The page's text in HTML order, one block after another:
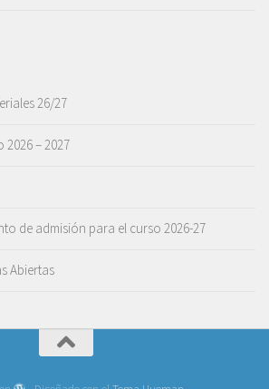
26/27
– 2027
de admisión para el curso 2026-27
Abiertas